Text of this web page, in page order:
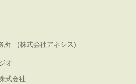
所 (株式会社アネシス)
オ
式会社